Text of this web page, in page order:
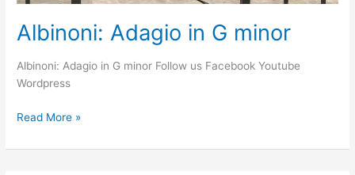
Albinoni: Adagio in G minor
Albinoni: Adagio in G minor Follow us Facebook Youtube
Wordpress
Read More »